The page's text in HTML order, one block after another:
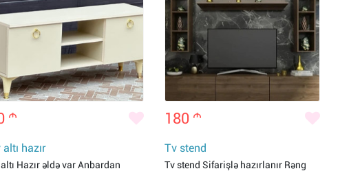
m
hazır
Hazır əldə var Anbardan
180 m
Tv stend
Tv stend Sifarişlə hazırlanır Rəng